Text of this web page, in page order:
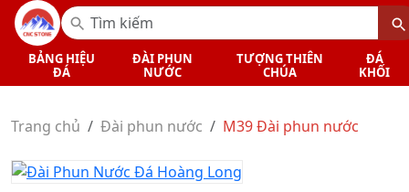
BẢNG HIỆU
ĐÁ
ĐÀI PHUN
NƯỚC
TƯỢNG THIÊN
CHÚA
ĐÁ
KHỐI
Trang chủ Đài phun nước M39 Đài phun nước